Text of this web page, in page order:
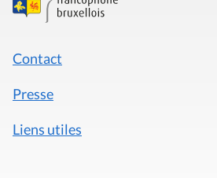
Contact
Presse
Liens utiles